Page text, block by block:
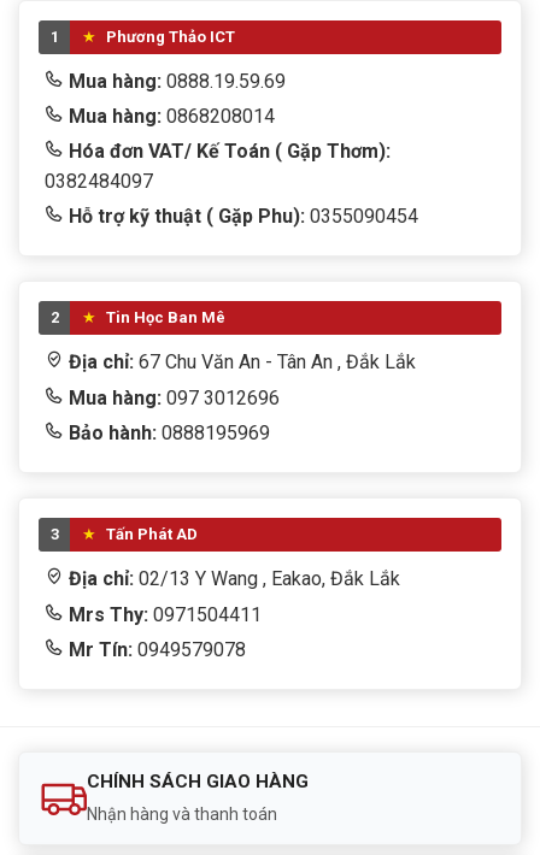
1 Phương Thảo ICT
Mua hàng: 0888.19.59.69
Mua hàng: 0868208014
Hóa đơn VAT/ Kế Toán ( Gặp Thơm):
0382484097
Hỗ trợ kỹ thuật ( Gặp Phu): 0355090454
2 Tin Học Ban Mê
Địa chỉ: 67 Chu Văn An - Tân An , Đắk Lắk
Mua hàng: 097 3012696
Bảo hành: 0888195969
3 Tấn Phát AD
Địa chỉ: 02/13 Y Wang , Eakao, Đắk Lắk
Mrs Thy: 0971504411
Mr Tín: 0949579078
CHÍNH SÁCH GIAO HÀNG
Nhận hàng và thanh toán